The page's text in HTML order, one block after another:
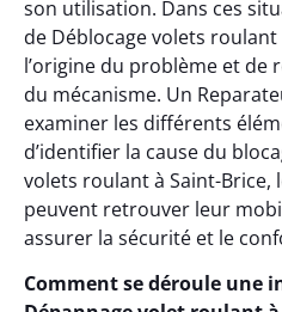
son utilisation. Dans ces
de Déblocage volets
l’origine du problème et
du mécanisme. Un
examiner les différents
d’identifier la cause du
volets roulant à Saint-Brice,
peuvent retrouver leur
assurer la sécurité et le
Comment se déroule une